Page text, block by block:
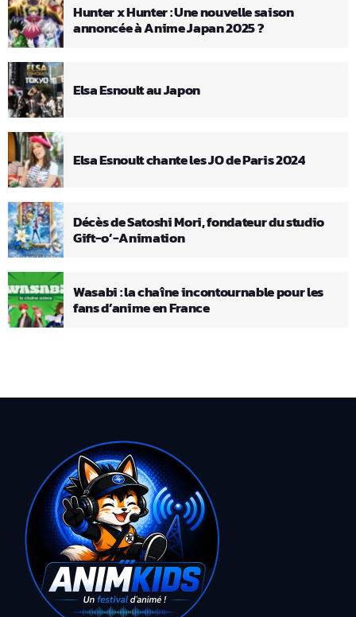
Hunter x Hunter : Une nouvelle saison
annoncée à Anime Japan 2025 ?
Elsa Esnoult au Japon
Elsa Esnoult chante les JO de Paris 2024
Décès de Satoshi Mori, fondateur du studio
Gift-o’-Animation
Wasabi : la chaîne incontournable pour les
fans d’anime en France